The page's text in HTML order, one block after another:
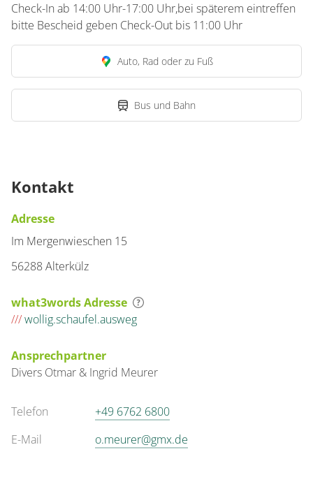
Check-In ab 14:00 Uhr-17:00 Uhr,bei späterem eintreffen
bitte Bescheid geben Check-Out bis 11:00 Uhr
Auto, Rad oder zu Fuß
Bus und Bahn
Kontakt
Adresse
Im Mergenwieschen 15
56288 Alterkülz
what3words Adresse
///wollig.schaufel.ausweg
Ansprechpartner
Divers Otmar & Ingrid Meurer
Telefon
+49 6762 6800
E-Mail
o.meurer@gmx.de